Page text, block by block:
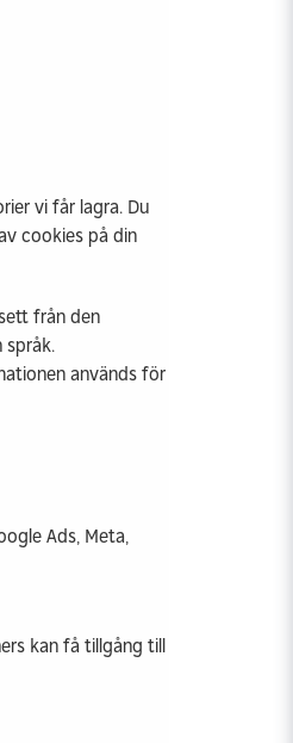
vi får lagra. Du
cookies på din
från den
språk.
används för
Ads, Meta,
kan få tillgång till